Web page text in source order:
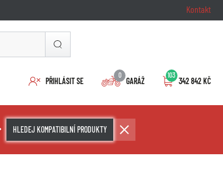
Kontakt
PŘIHLÁSIT SE
0
GARÁŽ
103
342 842 KČ
HLEDEJ KOMPATIBILNÍ PRODUKTY